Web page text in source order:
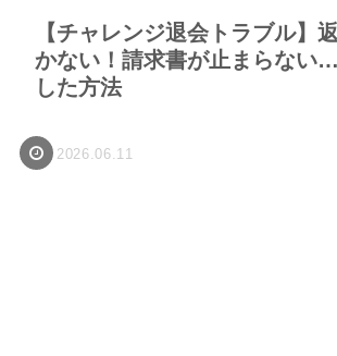
【チャレンジ退会トラブル】
かない！請求書が止まらない
した方法
2026.06.11